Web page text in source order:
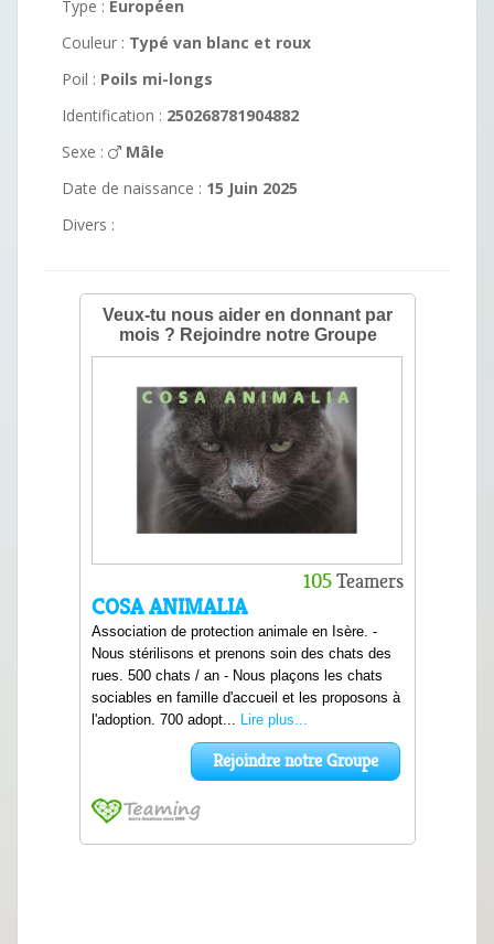
Type : Européen
Couleur : Typé van blanc et roux
Poil : Poils mi-longs
Identification : 250268781904882
Sexe :
Mâle
Date de naissance : 15 Juin 2025
Divers :